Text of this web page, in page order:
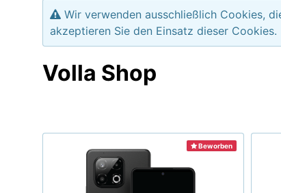
Wir verwenden ausschließlich Cookies,
akzeptieren Sie den Einsatz dieser Cookies.
Volla Shop
Beworben